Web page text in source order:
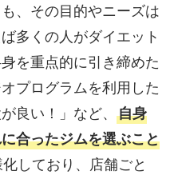
、その目的やニーズは
多くの人がダイエット
を重点的に引き締めた
プログラムを利用した
良い！」など、 自身
合ったジムを選ぶこと
しており、店舗ごと